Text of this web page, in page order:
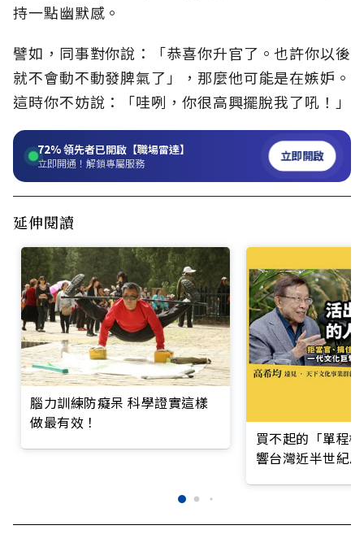
持一點幽默感。
譬如，同事對你說：「恭喜你升官了。也許你以後
就不會動不動發脾氣了」，那麼他可能是在嫉妒。
這時你不妨說：「哇咧，你很高興擺脫我了吼！」
72%領先者已開啟【職場雷達】
立即開通！解鎖專屬服務 立即開啟
延伸閱讀
腦力訓練防癡呆 科學證實這樣
做最有效！
買不起的「單程
響台灣近半世紀